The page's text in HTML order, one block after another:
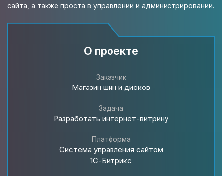
сайта, а также проста в управлении и администрировании.
О проекте
Заказчик
Магазин шин и дисков
Задача
Разработать интернет-витрину
Платформа
Система управления сайтом
1С-Битрикс